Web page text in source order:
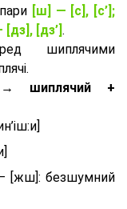
[ш] — [c], [с’];
[дз’] .
шиплячими
→ шиплячий +
[жш]: безшумний